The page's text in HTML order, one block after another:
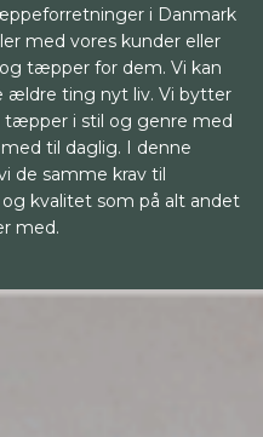
i Danmark
med vores kunder eller
tæpper for dem. Vi kan
ældre ting nyt liv. Vi bytter
i stil og genre med
til daglig. I denne
de samme krav til
kvalitet som på alt andet
med.